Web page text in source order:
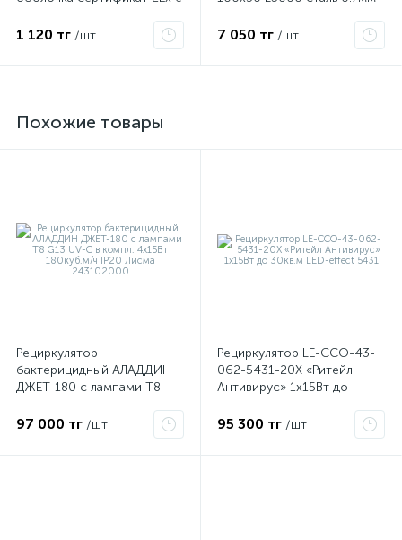
PHC-30
1 120 тг /шт 7 050 тг /шт
Похожие товары
Рециркулятор
бактерицидный АЛАДДИН
ДЖЕТ-180 с лампами T8
180куб.м/ч IP20 Лисма
97 000 тг /шт
Рециркулятор LE-ССО-43-
062-5431-20Х «Ритейл
Антивирус» 1х15Вт до
95 300 тг /шт